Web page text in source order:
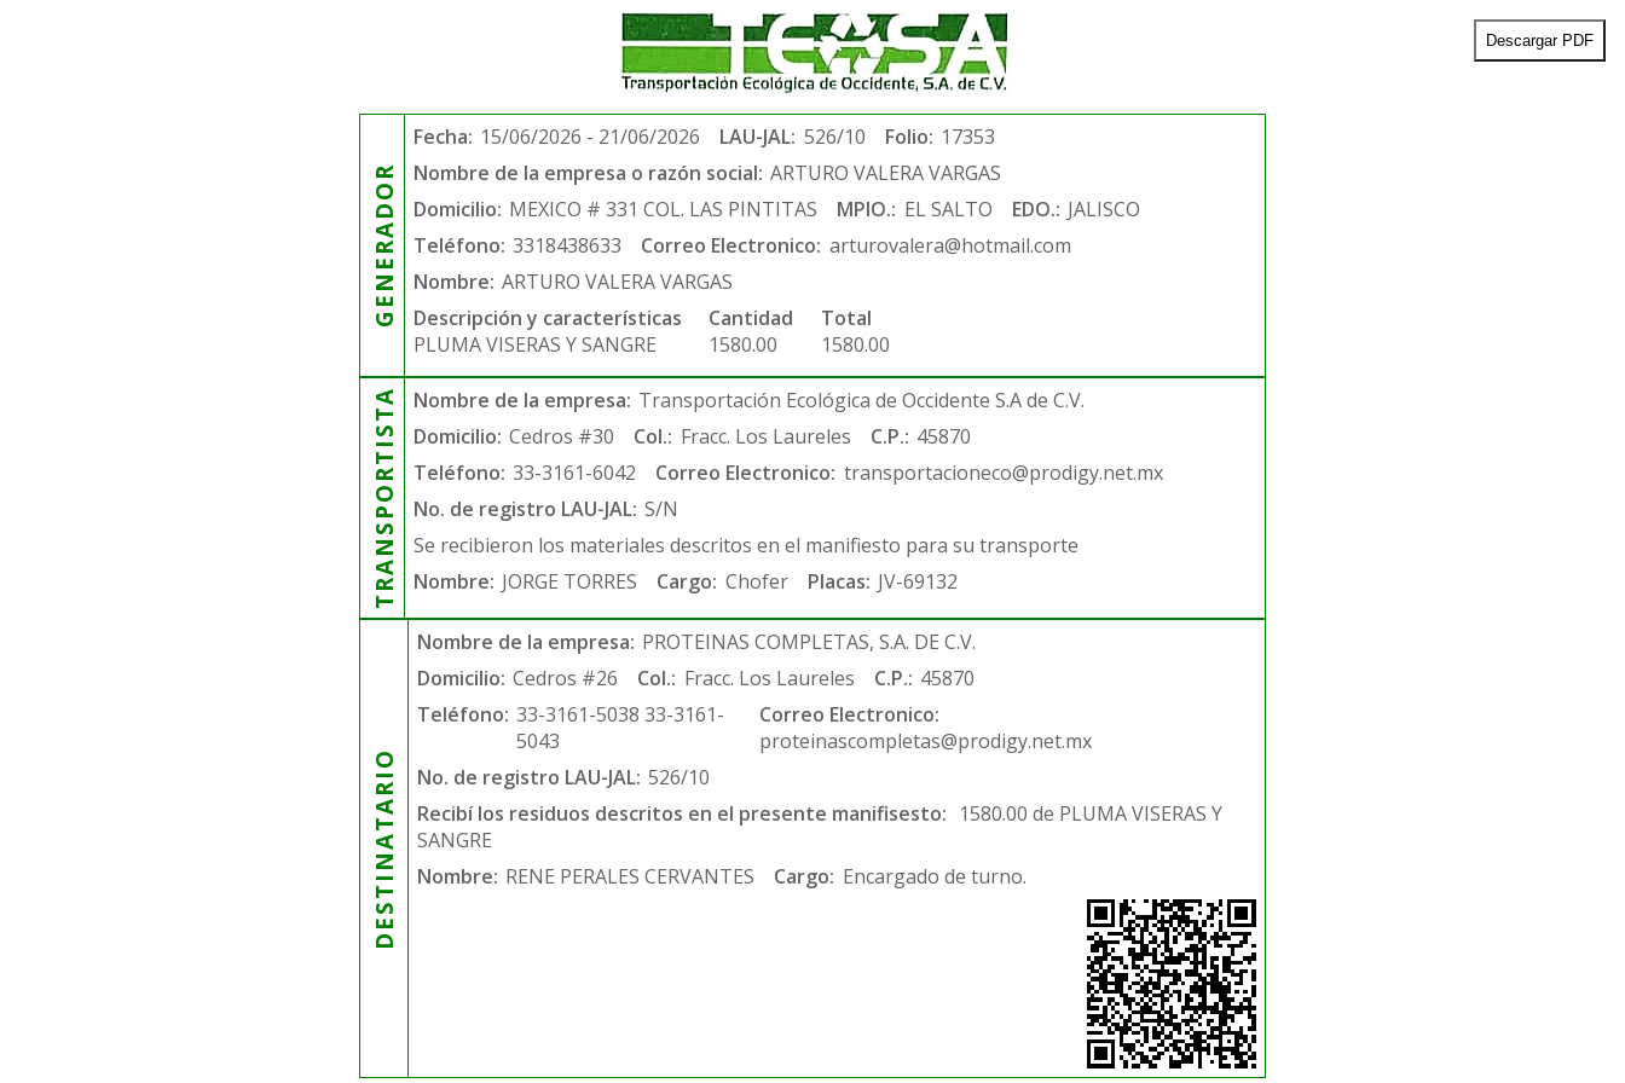
Descargar PDF
GENERADOR
Fecha: 15/06/2026 - 21/06/2026 LAU-JAL: 526/10 Folio: 17353
Nombre de la empresa o razón social: ARTURO VALERA VARGAS
Domicilio: MEXICO # 331 COL. LAS PINTITAS MPIO.: EL SALTO EDO.: JALISCO
Teléfono: 3318438633 Correo Electronico: arturovalera@hotmail.com
Nombre: ARTURO VALERA VARGAS
Descripción y características
PLUMA VISERAS Y SANGRE
Cantidad
1580.00
Total
1580.00
TRANSPORTISTA Nombre de la empresa: Transportación Ecológica de Occidente S.A de C.V.
Domicilio: Cedros #30 Col.: Fracc. Los Laureles C.P.: 45870
Teléfono: 33-3161-6042 Correo Electronico: transportacioneco@prodigy.net.mx
No. de registro LAU-JAL: S/N
Se recibieron los materiales descritos en el manifiesto para su transporte
Nombre: JORGE TORRES Cargo: Chofer Placas: JV-69132
DESTINATARIO
Nombre de la empresa: PROTEINAS COMPLETAS, S.A. DE C.V.
Domicilio: Cedros #26 Col.: Fracc. Los Laureles C.P.: 45870
Teléfono: 33-3161-5038 33-3161-
5043
Correo Electronico:
proteinascompletas@prodigy.net.mx
No. de registro LAU-JAL: 526/10
Recibí los residuos descritos en el presente manifisesto: 1580.00 de PLUMA VISERAS Y
SANGRE
Nombre: RENE PERALES CERVANTES Cargo: Encargado de turno.